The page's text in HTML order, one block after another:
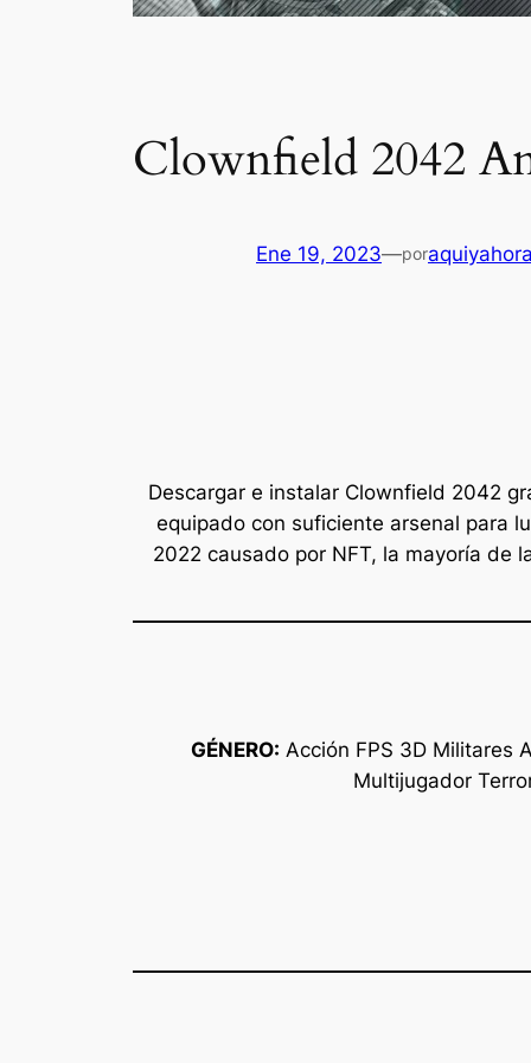
Clownfield 2042
Ene 19, 2023—por
Descargar e instalar Clownfield 2042
equipado con suficiente arsenal para
2022 causado por NFT, la mayoría de
GÉNERO: Acción FPS 3D Militares
Multijugador